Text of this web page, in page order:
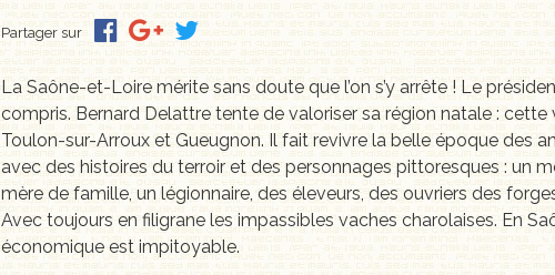
Partager sur
La Saône-et-Loire mérite sans doute que l’on s’y arrête ! Le
compris. Bernard Delattre tente de valoriser sa région natale : cette
Toulon-sur-Arroux et Gueugnon. Il fait revivre la belle époque des
avec des histoires du terroir et des personnages pittoresques : un
mère de famille, un légionnaire, des éleveurs, des ouvriers des
Avec toujours en filigrane les impassibles vaches charolaises. En
économique est impitoyable.